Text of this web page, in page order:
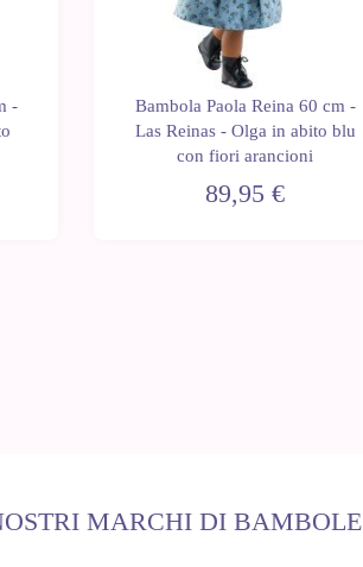
-
Bambola Paola Reina 60 cm -
Las Reinas - Olga in abito blu
con fiori arancioni
89,95 €
MARCHI DI BAMBOLE